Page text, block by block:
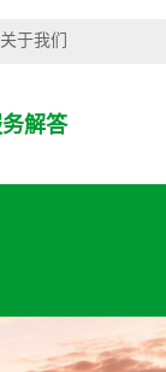
关于我们
解答